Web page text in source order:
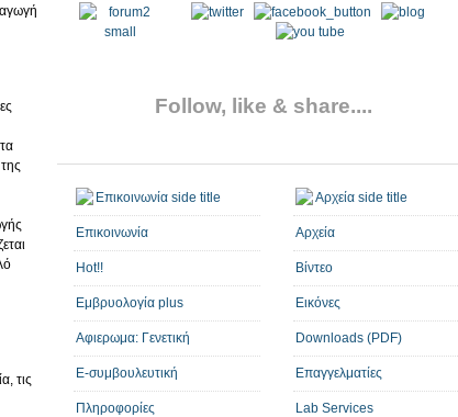
τις
Follow, like & share....
Επικοινωνία
Hot!!
Εμβρυολογία plus
Αφιερωμα: Γενετική
E-συμβουλευτική
Πληροφορίες
Αρχεία
Βίντεο
Εικόνες
Downloads (PDF)
Επαγγελματίες
Lab Services